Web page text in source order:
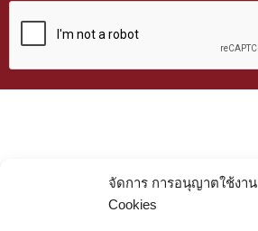
จัดการ การอนุญาตใช้งาน
Cookies